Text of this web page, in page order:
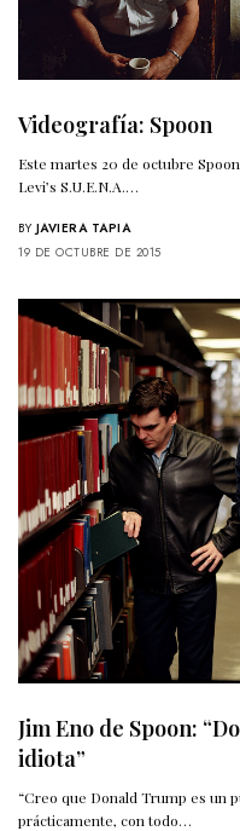
Videografía: Spoon
Este martes 20 de octubre
Levi’s S.U.E.N.A.…
BY JAVIERA TAPIA
19 DE OCTUBRE DE 2015
Jim Eno de Spoon:
idiota”
“Creo que Donald Trump es un
prácticamente, con todo…